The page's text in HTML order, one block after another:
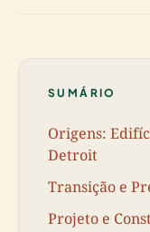
SUMÁRIO
Origens:
Detroit
Transição e
Projeto e